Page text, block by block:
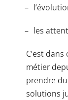
les
C’est
métier
prendre
solutions